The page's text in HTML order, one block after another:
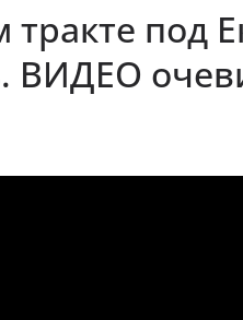
под
ВИДЕО